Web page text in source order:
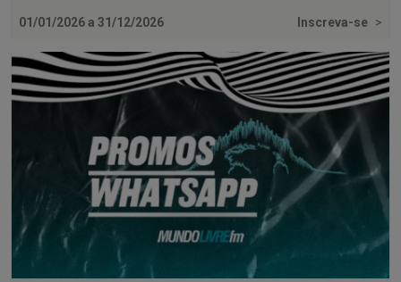
01/01/2026 a 31/12/2026 Inscreva-se >